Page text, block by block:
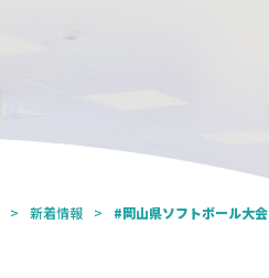
新着情報 #岡山県ソフトボール大会